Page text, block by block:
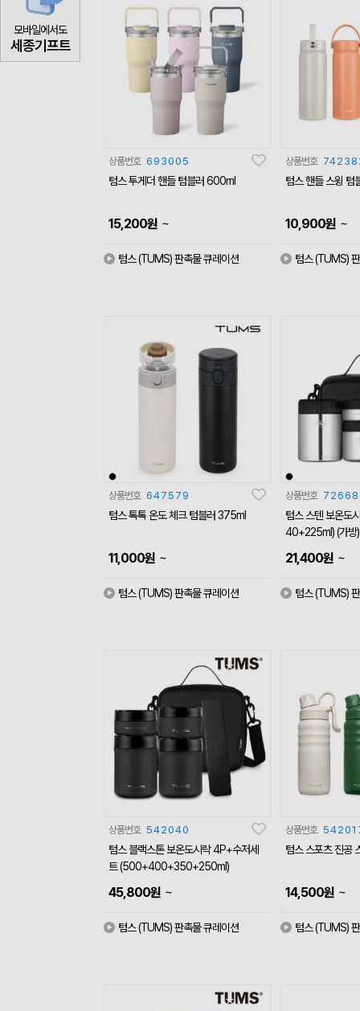
모바일에서도
세종기프트
상품번호 693005
텀스 투게더 핸들 텀블러 600ml
15,200원 ~
텀스 (TUMS) 판촉물 큐레이션
상품번호
텀스 핸들 스윙
10,900원 ~
텀스 (TUMS)
상품번호 647579
텀스 톡톡 온도 체크 텀블러 375ml
11,000원 ~
텀스 (TUMS) 판촉물 큐레이션
상품번호
텀스 스텐 보온도
40+225ml) (가방)
21,400원 ~
텀스 (TUMS)
상품번호 542040
텀스 블랙스톤 보온도시락 4P+수저세
트 (500+400+350+250ml)
45,800원 ~
텀스 (TUMS) 판촉물 큐레이션
상품번호
텀스 스포츠 진공
14,500원 ~
텀스 (TUMS)